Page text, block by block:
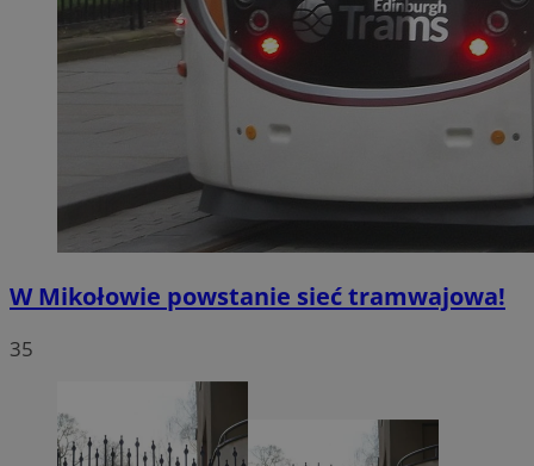
W Mikołowie powstanie sieć tramwajowa!
35